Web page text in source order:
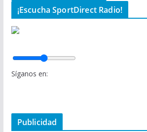
¡Escucha SportDirect Radio!
Síganos en:
Publicidad